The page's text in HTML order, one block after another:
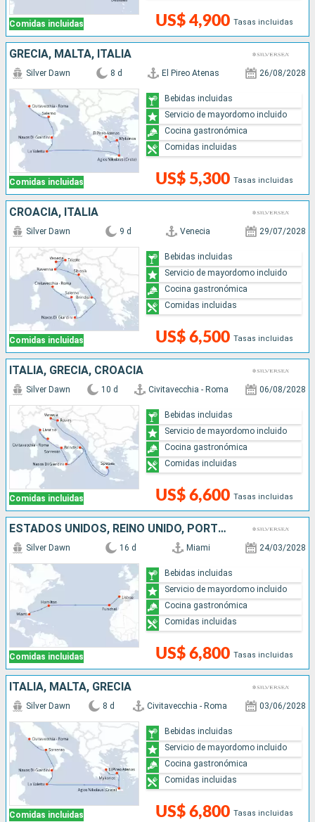
Comidas incluidas US$ 4,900 Tasas incluidas
GRECIA, MALTA, ITALIA
Comidas incluidas
Silver Dawn 8 d El Pireo Atenas 26/08/2028
US$ 5,300 Tasas incluidas
Bebidas incluidas
Servicio de mayordomo incluido
Cocina gastronómica
Comidas incluidas
CROACIA, ITALIA
Comidas incluidas
Silver Dawn 9 d Venecia 29/07/2028
US$ 6,500 Tasas incluidas
Bebidas incluidas
Servicio de mayordomo incluido
Cocina gastronómica
Comidas incluidas
ITALIA, GRECIA, CROACIA
Comidas incluidas
Silver Dawn 10 d Civitavecchia - Roma 06/08/2028
US$ 6,600 Tasas incluidas
Bebidas incluidas
Servicio de mayordomo incluido
Cocina gastronómica
Comidas incluidas
ESTADOS UNIDOS, REINO UNIDO, PORTUGAL
Comidas incluidas
Silver Dawn 16 d Miami 24/03/2028
US$ 6,800 Tasas incluidas
Bebidas incluidas
Servicio de mayordomo incluido
Cocina gastronómica
Comidas incluidas
ITALIA, MALTA, GRECIA
Comidas incluidas
Silver Dawn 8 d Civitavecchia - Roma 03/06/2028
US$ 6,800 Tasas incluidas
Bebidas incluidas
Servicio de mayordomo incluido
Cocina gastronómica
Comidas incluidas